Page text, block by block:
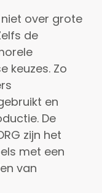
over grote
de
keuzes. Zo
en
De
zijn het
met een
van